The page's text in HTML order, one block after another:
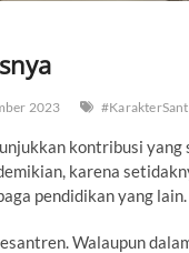
2023
kontribusi
karena
pendidikan yang lain.
Walaupun